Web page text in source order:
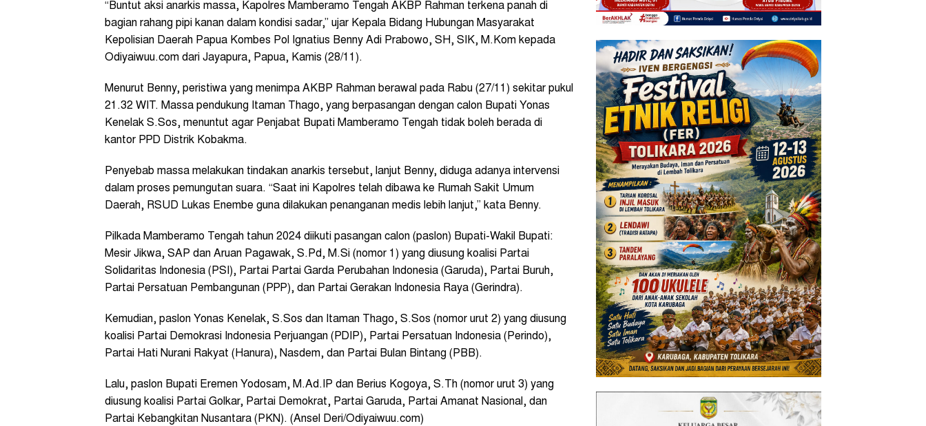
“Buntut aksi anarkis massa, Kapolres Mamberamo Tengah AKBP Rahman terkena panah di
bagian rahang pipi kanan dalam kondisi sadar,” ujar Kepala Bidang Hubungan Masyarakat
Kepolisian Daerah Papua Kombes Pol Ignatius Benny Adi Prabowo, SH, SIK, M.Kom kepada
Odiyaiwuu.com dari Jayapura, Papua, Kamis (28/11).
Menurut Benny, peristiwa yang menimpa AKBP Rahman berawal pada Rabu (27/11) sekitar pukul
21.32 WIT. Massa pendukung Itaman Thago, yang berpasangan dengan calon Bupati Yonas
Kenelak S.Sos, menuntut agar Penjabat Bupati Mamberamo Tengah tidak boleh berada di
kantor PPD Distrik Kobakma.
Penyebab massa melakukan tindakan anarkis tersebut, lanjut Benny, diduga adanya intervensi
dalam proses pemungutan suara. “Saat ini Kapolres telah dibawa ke Rumah Sakit Umum
Daerah, RSUD Lukas Enembe guna dilakukan penanganan medis lebih lanjut,” kata Benny.
Pilkada Mamberamo Tengah tahun 2024 diikuti pasangan calon (paslon) Bupati-Wakil Bupati:
Mesir Jikwa, SAP dan Aruan Pagawak, S.Pd, M.Si (nomor 1) yang diusung koalisi Partai
Solidaritas Indonesia (PSI), Partai Partai Garda Perubahan Indonesia (Garuda), Partai Buruh,
Partai Persatuan Pembangunan (PPP), dan Partai Gerakan Indonesia Raya (Gerindra).
Kemudian, paslon Yonas Kenelak, S.Sos dan Itaman Thago, S.Sos (nomor urut 2) yang diusung
koalisi Partai Demokrasi Indonesia Perjuangan (PDIP), Partai Persatuan Indonesia (Perindo),
Partai Hati Nurani Rakyat (Hanura), Nasdem, dan Partai Bulan Bintang (PBB).
Lalu, paslon Bupati Eremen Yodosam, M.Ad.IP dan Berius Kogoya, S.Th (nomor urut 3) yang
diusung koalisi Partai Golkar, Partai Demokrat, Partai Garuda, Partai Amanat Nasional, dan
Partai Kebangkitan Nusantara (PKN). (Ansel Deri/Odiyaiwuu.com)